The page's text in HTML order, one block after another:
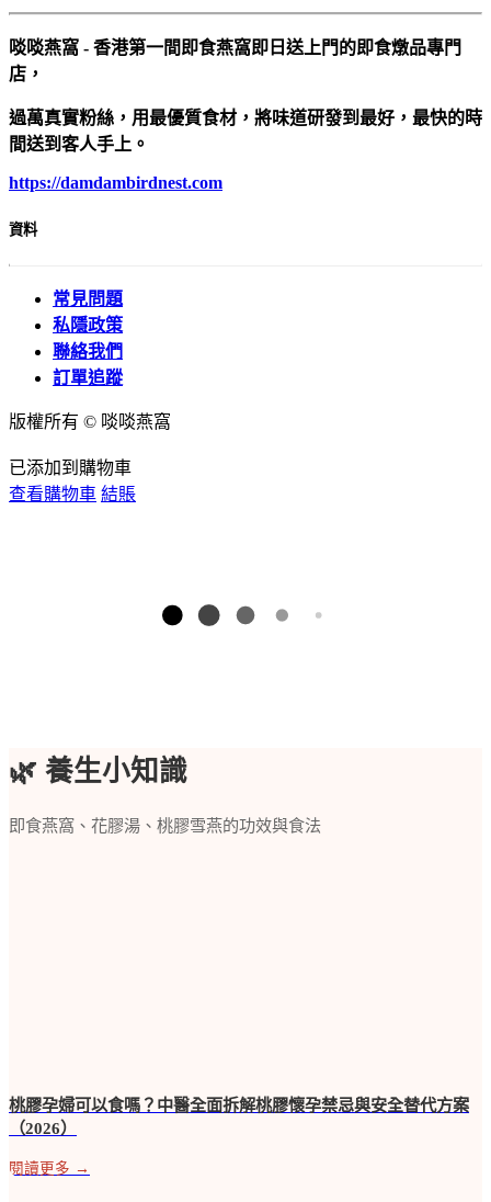
啖啖燕窩 - 香港第一間即食燕窩即日送上門的即食燉品專門
店，
過萬真實粉絲，用最優質食材，將味道研發到最好，最快的時
間送到客人手上。
https://damdambirdnest.com​
資料
常見問題
私隱政策
聯絡我們
訂單追蹤
版權所有 © 啖啖燕窩
已添加到購物車
查看購物車 結賬
🌿 養生小知識
即食燕窩、花膠湯、桃膠雪燕的功效與食法
桃膠孕婦可以食嗎？中醫全面拆解桃膠懷孕禁忌與安全替代方案
（2026）
閱讀更多 →